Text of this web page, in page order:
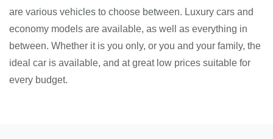
are various vehicles to choose between. Luxury cars and
economy models are available, as well as everything in
between. Whether it is you only, or you and your family, the
ideal car is available, and at great low prices suitable for
every budget.